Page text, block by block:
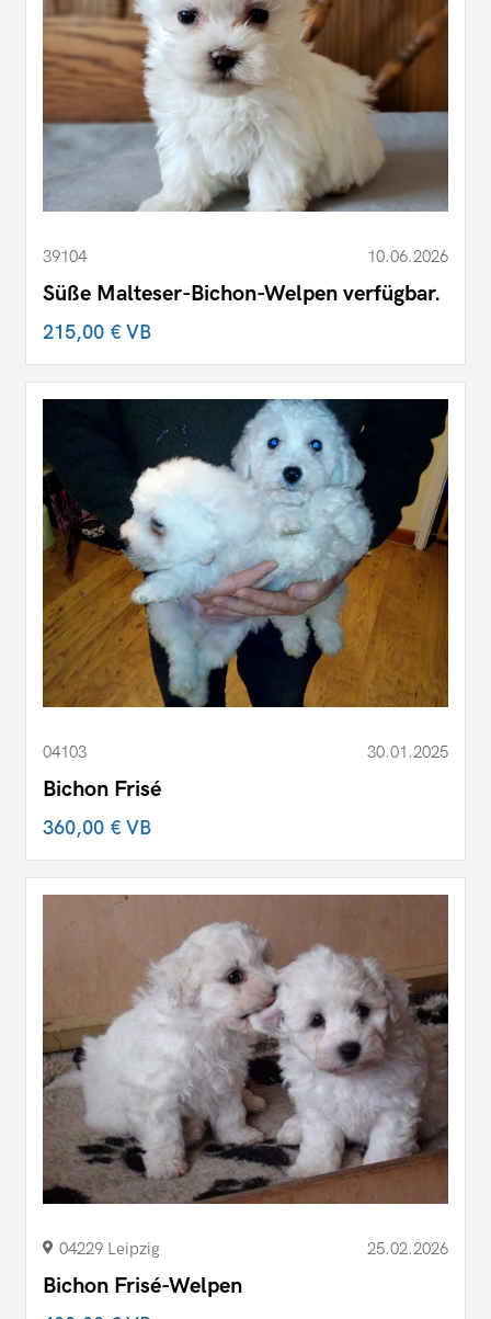
39104 10.06.2026
Süße Malteser-Bichon-Welpen verfügbar.
215,00 €VB
04103 30.01.2025
Bichon Frisé
360,00 €VB
04229 Leipzig 25.02.2026
Bichon Frisé-Welpen